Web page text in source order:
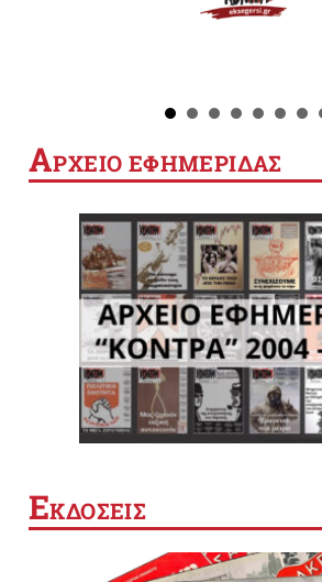
ΑΡΧΕΙΟ ΕΦΗΜΕΡΙΔΑΣ
ΕΚΔΟΣΕΙΣ